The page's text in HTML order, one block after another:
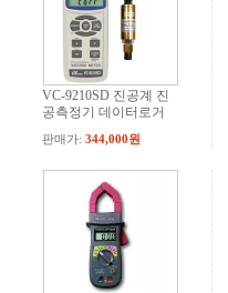
VC-9210SD 진공계 진
공측정기 데이터로거
판매가:344,000원